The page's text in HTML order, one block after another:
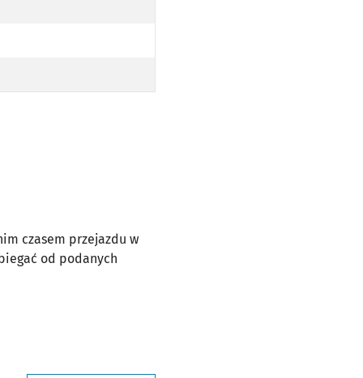
czasem przejazdu w
od podanych